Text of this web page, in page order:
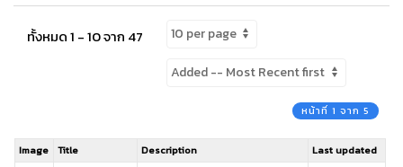
ทั้งหมด 1 - 10 จาก 47
หน้าที่ 1 จาก 5
Image Title Description Last updated